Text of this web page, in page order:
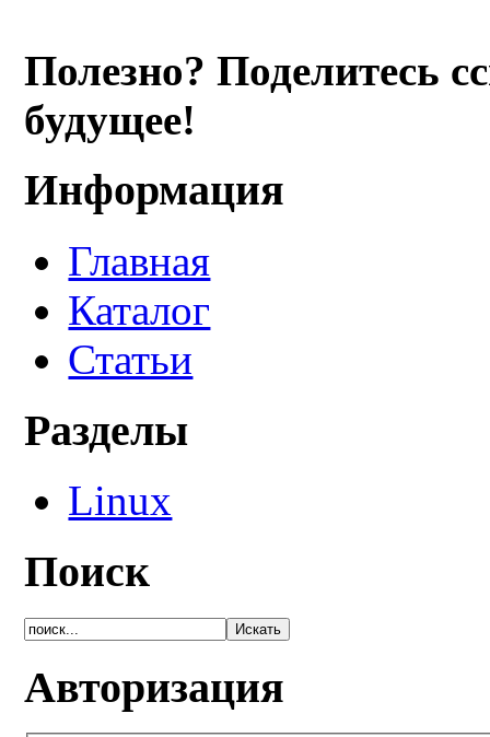
Полезно? Поделитесь
будущее!
Информация
Главная
Каталог
Статьи
Разделы
Linux
Поиск
Авторизация